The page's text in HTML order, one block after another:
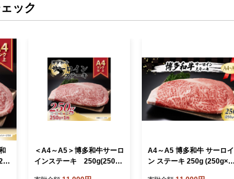
ック
＜A4～A5＞博多和牛サーロ
インステーキ 250g(250g×
A4～A5 博多和牛 サーロイ
ン ステーキ 250g (250g×1